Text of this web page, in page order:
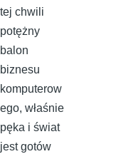
tej chwili
potężny
balon
biznesu
komputerow
ego, właśnie
pęka i świat
jest gotów